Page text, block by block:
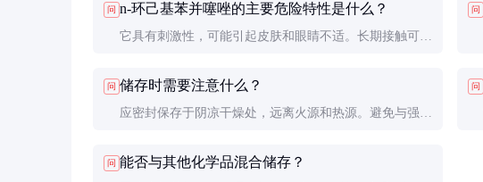
问 n-环己基苯并噻唑的主要危险特性是什么？
它具有刺激性，可能引起皮肤和眼睛不适。长期接触可能
护。
问
问 储存时需要注意什么？
应密封保存于阴凉干燥处，远离火源和热源。避免与强氧
问
问 能否与其他化学品混合储存？